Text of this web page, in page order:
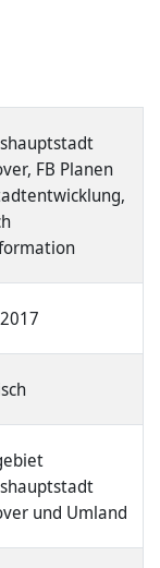
FB Planen
und Umland